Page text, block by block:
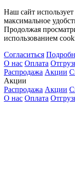
Наш сайт
максимальное
Продолжая
использованием
Согласиться
О нас Оплата
Распродажа Акции
Акции
Распродажа Акции
О нас Оплата